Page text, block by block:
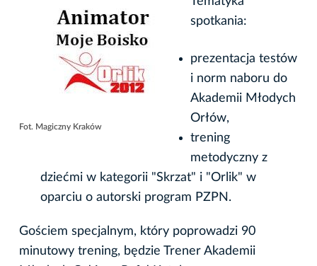
Fot. Magiczny Kraków
spotkania:
prezentacja testów
i norm naboru do
Akademii Młodych
Orłów,
trening
metodyczny z
dziećmi w kategorii "Skrzat" i "Orlik" w
oparciu o autorski program PZPN.
Gościem specjalnym, który poprowadzi 90
minutowy trening, będzie Trener Akademii